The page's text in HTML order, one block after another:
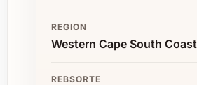
REGION
Western Cape South Coast
REBSORTE